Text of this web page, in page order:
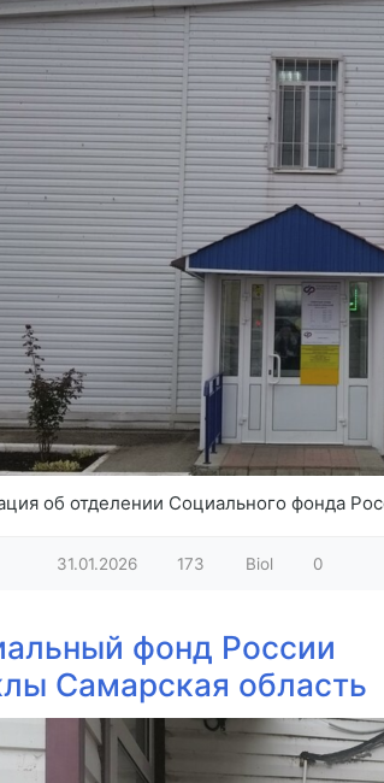
об отделении Социального фонда
31.01.2026 173 Biol 0
фонд России
Самарская область